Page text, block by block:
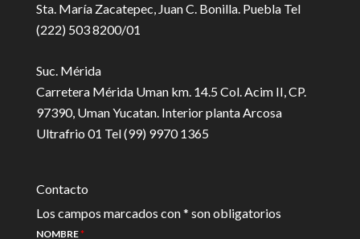
Sta. María Zacatepec, Juan C. Bonilla. Puebla Tel
(222) 503 8200/01
Suc. Mérida
Carretera Mérida Uman km. 14.5 Col. Acim II, CP.
97390, Uman Yucatan. Interior planta Arcosa
Ultrafrio 01 Tel (99) 9970 1365
Contacto
Los campos marcados con * son obligatorios
NOMBRE*